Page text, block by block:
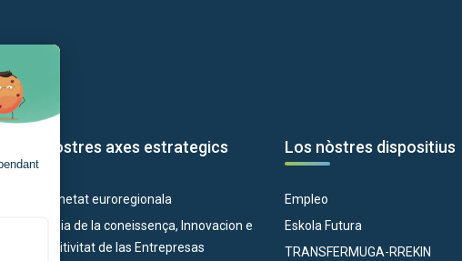
Los nòstres axes estrategics
Ciutadanetat euroregionala
Economia de la coneissença, Innovacion e
Competitivitat de las Entrepresas
Los nòstres dispositius
Empleo
Eskola Futura
TRANSFERMUGA-RREKIN